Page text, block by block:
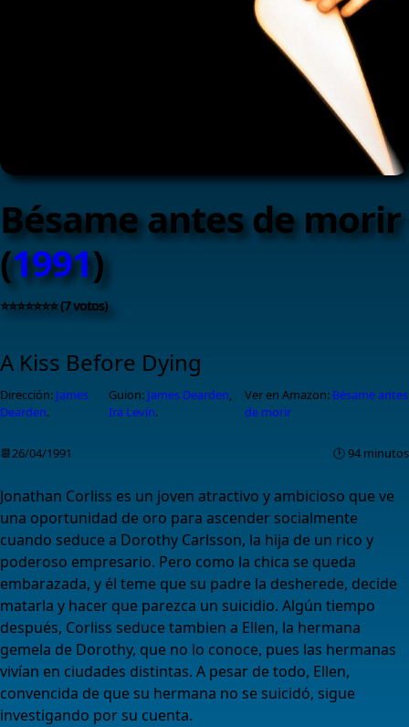
Bésame antes de morir
(1991)
⭐⭐⭐⭐⭐⭐⭐ (7 votos)
A Kiss Before Dying
Dirección: James
Dearden.
Guion: James Dearden,
Ira Levin.
Ver en Amazon: Bésame antes
de morir
📆26/04/1991 🕑 94 minutos
Jonathan Corliss es un joven atractivo y ambicioso que ve
una oportunidad de oro para ascender socialmente
cuando seduce a Dorothy Carlsson, la hija de un rico y
poderoso empresario. Pero como la chica se queda
embarazada, y él teme que su padre la desherede, decide
matarla y hacer que parezca un suicidio. Algún tiempo
después, Corliss seduce tambien a Ellen, la hermana
gemela de Dorothy, que no lo conoce, pues las hermanas
vivían en ciudades distintas. A pesar de todo, Ellen,
convencida de que su hermana no se suicidó, sigue
investigando por su cuenta.